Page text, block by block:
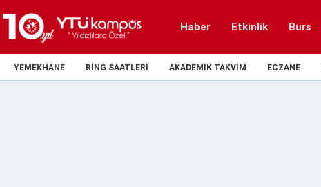
Haber Etkinlik Burs
YEMEKHANE RING SAATLERI AKADEMIK TAKVIM ECZANE